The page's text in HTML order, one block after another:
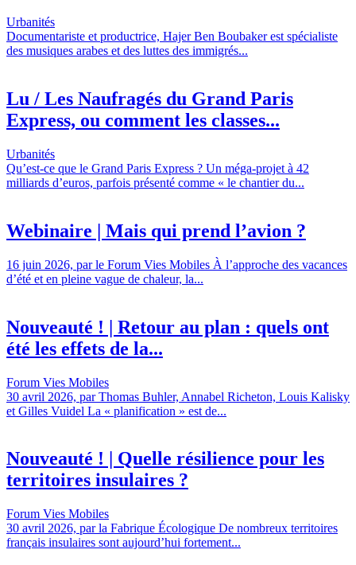
Urbanités
Documentariste et productrice, Hajer Ben Boubaker est spécialiste
des musiques arabes et des luttes des immigrés...
Lu / Les Naufragés du Grand Paris
Express, ou comment les classes...
Urbanités
Qu’est-ce que le Grand Paris Express ? Un méga-projet à 42
milliards d’euros, parfois présenté comme « le chantier du...
Webinaire | Mais qui prend l’avion ?
16 juin 2026, par le Forum Vies Mobiles À l’approche des vacances
d’été et en pleine vague de chaleur, la...
Nouveauté ! | Retour au plan : quels ont
été les effets de la...
Forum Vies Mobiles
30 avril 2026, par Thomas Buhler, Annabel Richeton, Louis Kalisky
et Gilles Vuidel La « planification » est de...
Nouveauté ! | Quelle résilience pour les
territoires insulaires ?
Forum Vies Mobiles
30 avril 2026, par la Fabrique Écologique De nombreux territoires
français insulaires sont aujourd’hui fortement...